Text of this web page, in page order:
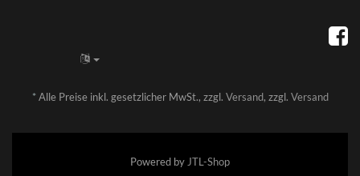
*Alle Preise inkl. gesetzlicher MwSt., zzgl. Versand, zzgl. Versand
Powered by JTL-Shop